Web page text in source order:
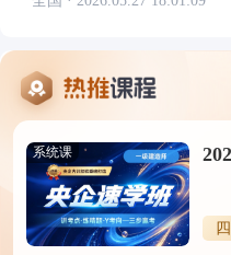
系统课